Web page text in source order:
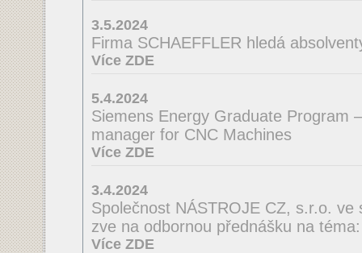
3.5.2024
Firma SCHAEFFLER hledá
Více ZDE
5.4.2024
Siemens Energy Graduate Program
manager for CNC Machines
Více ZDE
3.4.2024
Společnost NÁSTROJE CZ, s.r.o. ve
zve na odbornou přednášku na
Více ZDE